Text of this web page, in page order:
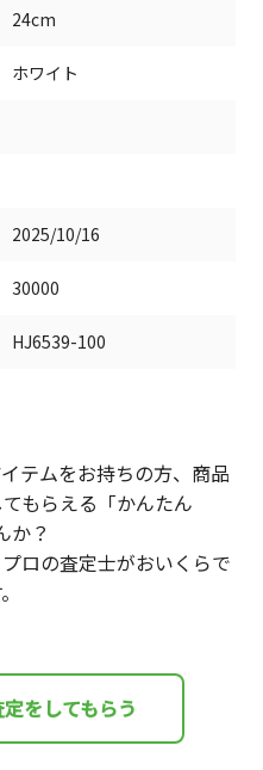
24cm
ホワイト
2025/10/16
30000
HJ6539-100
テムをお持ちの方、商品
もらえる「かんたん
か？
ロの査定士がおいくらで
をしてもらう